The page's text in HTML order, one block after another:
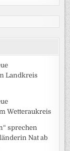
Landkreis
Wetteraukreis
sprechen
Nat ab